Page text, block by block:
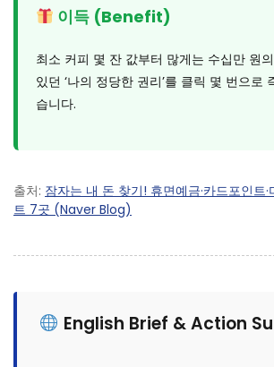
이득 (Benefit)
최소 커피 몇 잔 값부터 많게는 수십만 원
있던 ‘나의 정당한 권리’를 클릭 몇 번으로
습니다.
출처: 잠자는 내 돈 찾기! 휴면예금·카드포인트
트 7곳 (Naver Blog)
English Brief & Action